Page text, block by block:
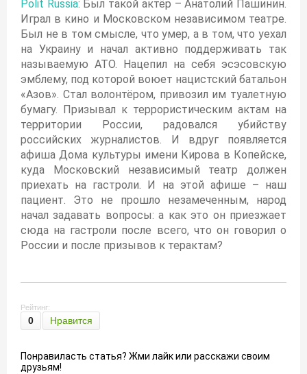
Polit Russia: Был такой актёр – Анатолий Пашинин.
Играл в кино и Московском независимом театре.
Был не в том смысле, что умер, а в том, что уехал
на Украину и начал активно поддерживать так
называемую АТО. Нацепил на себя эсэсовскую
эмблему, под которой воюет нацистский батальон
«Азов». Стал волонтёром, привозил им туалетную
бумагу. Призывал к террористическим актам на
территории России, радовался убийству
российских журналистов. И вдруг появляется
афиша Дома культуры имени Кирова в Копейске,
куда Московский независимый театр должен
приехать на гастроли. И на этой афише – наш
пациент. Это не прошло незамеченным, народ
начал задавать вопросы: а как это он приезжает
сюда на гастроли после всего, что он говорил о
России и после призывов к терактам?
Рейтинг:
0 Нравится
Понравиласть статья? Жми лайк или расскажи своим
друзьям!